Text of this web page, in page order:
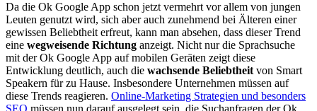
Da die Ok Google App schon jetzt vermehrt vor allem von jungen
Leuten genutzt wird, sich aber auch zunehmend bei Älteren einer
gewissen Beliebtheit erfreut, kann man absehen, dass dieser Trend
eine wegweisende Richtung anzeigt. Nicht nur die Sprachsuche
mit der Ok Google App auf mobilen Geräten zeigt diese
Entwicklung deutlich, auch die wachsende Beliebtheitvon Smart
Speakern für zu Hause. Insbesondere Unternehmen müssen auf
diese Trends reagieren. Online-Marketing Strategien und besonders